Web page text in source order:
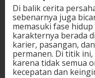
Di balik cerita
sebenarnya juga
memasuki fase
karakternya berada
karier, pasangan,
permanen. Di titik
karena tidak semua
kecepatan dan